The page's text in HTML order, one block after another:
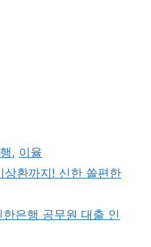
, 이율
상환까지! 신한 쏠편한
은행 공무원 대출 인